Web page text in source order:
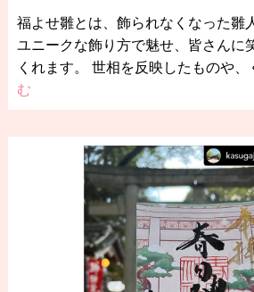
福よせ雛とは、飾られなくなった雛
ユニークな飾り方で魅せ、皆さんに
くれます。 世相を反映したものや
む